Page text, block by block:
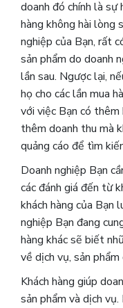
doanh đó chính là sự
hàng không hài lòng
nghiệp của Bạn, rất
sản phẩm do doanh
lần sau. Ngược lại,
họ cho các lần mua
với việc Bạn có
thêm doanh thu mà
quảng cáo để tìm
Doanh nghiệp Bạn
các đánh giá đến từ
khách hàng của Bạn
nghiệp Bạn đang
hàng khác sẽ biết
về dịch vụ, sản phẩm
Khách hàng giúp
sản phẩm và dịch